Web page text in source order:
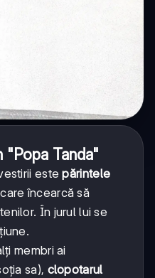
"Popa Tanda"
estepărintele
încearcă să
În jurul lui se
membri ai
sa), clopotarul